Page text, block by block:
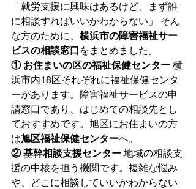
「就労支援に興味はあるけど、まず誰
に相談すればいいかわからない」 そん
な方のために、 横浜市の障害福祉サー
ビスの相談窓口 をまとめました。
① お住まいの区の福祉保健センター 横
浜市内18区それぞれに福祉保健センタ
ーがあります。障害福祉サービスの申
請窓口であり、はじめての相談先とし
ておすすめです。旭区にお住まいの方
は旭区福祉保健センターへ。
② 基幹相談支援センター 地域の相談支
援の中核を担う機関です。複雑な悩み
や、どこに相談していいかわからない